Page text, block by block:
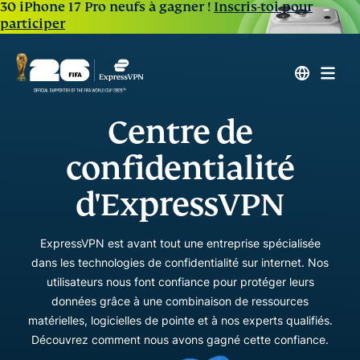
30 iPhone 17 Pro neufs à gagner ! Inscris-toi pour
participer
Centre de
confidentialité
d'ExpressVPN
ExpressVPN est avant tout une entreprise spécialisée
dans les technologies de confidentialité sur internet. Nos
utilisateurs nous font confiance pour protéger leurs
données grâce à une combinaison de ressources
matérielles, logicielles de pointe et à nos experts qualifiés.
Découvrez comment nous avons gagné cette confiance.